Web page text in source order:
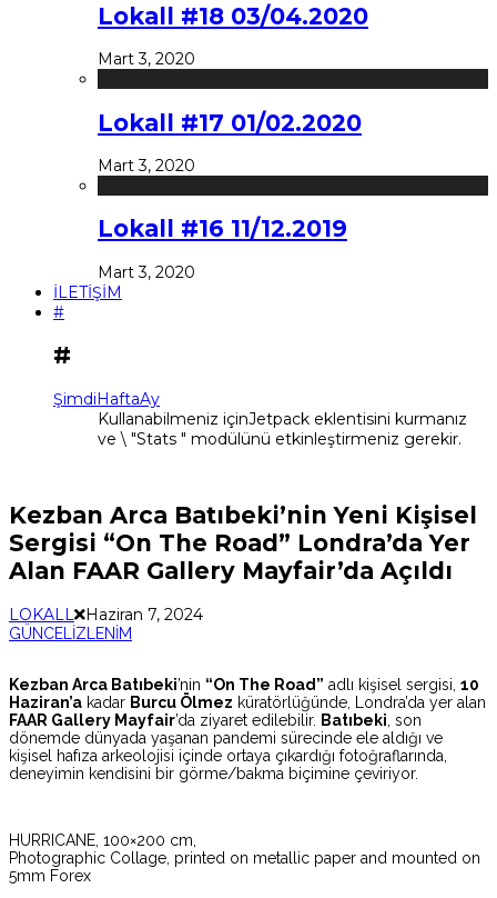
Lokall #18 03/04.2020
Mart 3, 2020
Lokall #17 01/02.2020
Mart 3, 2020
Lokall #16 11/12.2019
Mart 3, 2020
İLETİŞİM
#
#
ŞimdiHaftaAy
Kullanabilmeniz içinJetpack eklentisini kurmanız
ve \ "Stats " modülünü etkinleştirmeniz gerekir.
Kezban Arca Batıbeki’nin Yeni Kişisel
Sergisi “On The Road” Londra’da Yer
Alan FAAR Gallery Mayfair’da Açıldı
LOKALL Haziran 7, 2024
GÜNCEL İZLENİM
Kezban Arca Batıbeki’nin “On The Road” adlı kişisel sergisi, 10
Haziran’a kadar Burcu Ölmez küratörlüğünde, Londra’da yer alan
FAAR Gallery Mayfair’da ziyaret edilebilir. Batıbeki , son
dönemde dünyada yaşanan pandemi sürecinde ele aldığı ve
kişisel hafıza arkeolojisi içinde ortaya çıkardığı fotoğraflarında,
deneyimin kendisini bir görme/bakma biçimine çeviriyor.
HURRICANE, 100×200 cm,
Photographic Collage, printed on metallic paper and mounted on
5mm Forex